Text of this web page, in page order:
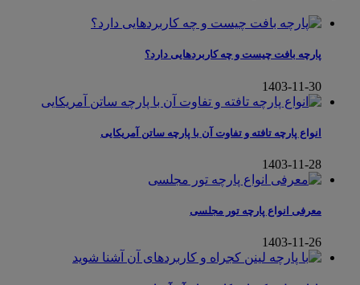
پارچه بافت چیست و چه کاربردهایی دارد؟
1403-11-30
انواع پارچه تافته و تفاوت آن با پارچه ساتن آمریکایی
1403-11-28
معرفی انواع پارچه تور مجلسی
1403-11-26